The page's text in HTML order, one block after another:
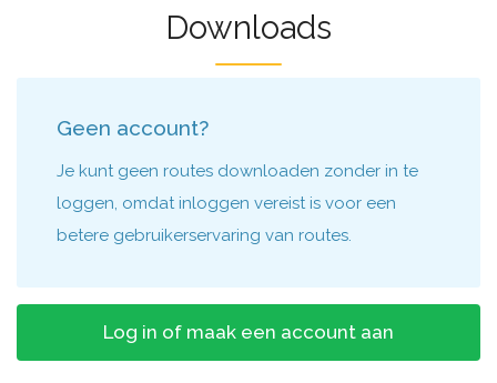
Downloads
Geen account?
Je kunt geen routes downloaden zonder in te
loggen, omdat inloggen vereist is voor een
betere gebruikerservaring van routes.
Log in of maak een account aan